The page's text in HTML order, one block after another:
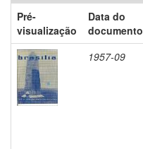
Pré-
visualização
Data do
documento
1957-09